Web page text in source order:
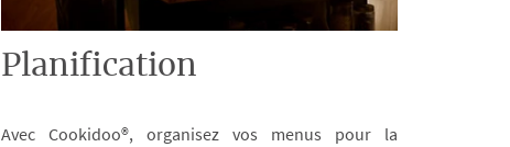
Planification
Avec Cookidoo®, organisez vos menus pour la